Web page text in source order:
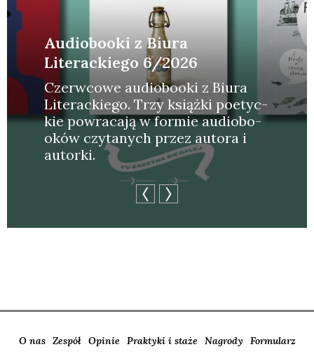
Audiobooki z Biura
Literackiego 6/2026
Czerw­co­we audio­bo­oki z Biu­ra
Lite­rac­kie­go. Trzy książ­ki poetyc­
kie powra­ca­ją w for­mie audio­bo­
oków czy­ta­nych przez auto­ra i
autor­ki.
O nas Zespół Opinie Praktyki i staże Nagrody Formularz